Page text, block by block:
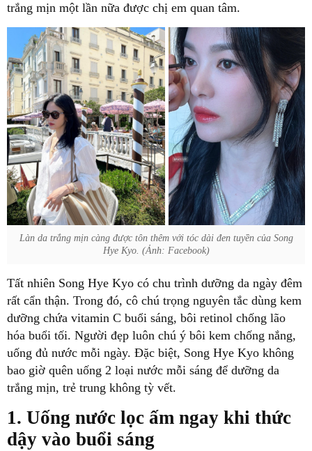
trắng mịn một lần nữa được chị em quan tâm.
Làn da trắng mịn càng được tôn thêm với tóc dài đen tuyền của Song
Hye Kyo. (Ảnh: Facebook)
Tất nhiên Song Hye Kyo có chu trình dưỡng da ngày đêm
rất cẩn thận. Trong đó, cô chú trọng nguyên tắc dùng kem
dưỡng chứa vitamin C buổi sáng, bôi retinol chống lão
hóa buổi tối. Người đẹp luôn chú ý bôi kem chống nắng,
uống đủ nước mỗi ngày. Đặc biệt, Song Hye Kyo không
bao giờ quên uống 2 loại nước mỗi sáng để dưỡng da
trắng mịn, trẻ trung không tỳ vết.
1. Uống nước lọc ấm ngay khi thức
dậy vào buổi sáng